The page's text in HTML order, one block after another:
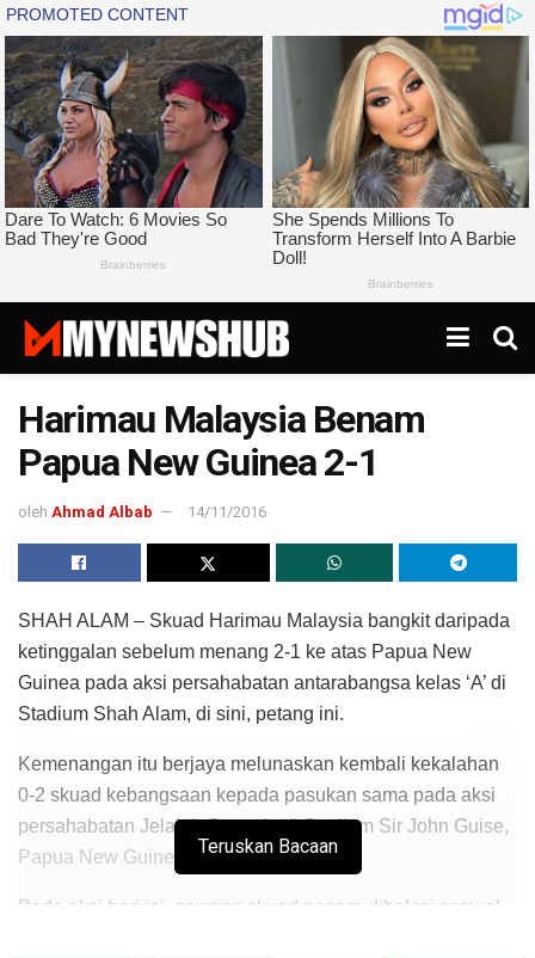
Harimau Malaysia Benam
Papua New Guinea 2-1
oleh Ahmad Albab 14/11/2016
SHAH ALAM – Skuad Harimau Malaysia bangkit daripada
ketinggalan sebelum menang 2-1 ke atas Papua New
Guinea pada aksi persahabatan antarabangsa kelas ‘A’ di
Stadium Shah Alam, di sini, petang ini.
Kemenangan itu berjaya melunaskan kembali kekalahan
0-2 skuad kebangsaan kepada pasukan sama pada aksi
persahabatan Jelajah Oceania di Stadium Sir John Guise,
Papua New Guinea pada 17 Jun lepas.
Pada aksi hari ini, gawang skuad negara dibolosi seawal
Teruskan Bacaan